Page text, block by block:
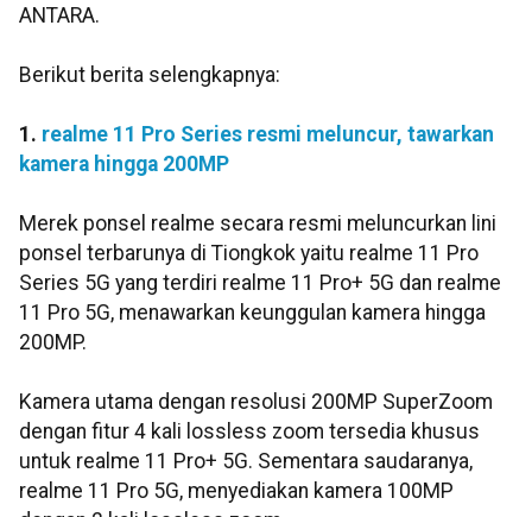
ANTARA.
Berikut berita selengkapnya:
1. realme 11 Pro Series resmi meluncur, tawarkan
kamera hingga 200MP
Merek ponsel realme secara resmi meluncurkan lini
ponsel terbarunya di Tiongkok yaitu realme 11 Pro
Series 5G yang terdiri realme 11 Pro+ 5G dan realme
11 Pro 5G, menawarkan keunggulan kamera hingga
200MP.
Kamera utama dengan resolusi 200MP SuperZoom
dengan fitur 4 kali lossless zoom tersedia khusus
untuk realme 11 Pro+ 5G. Sementara saudaranya,
realme 11 Pro 5G, menyediakan kamera 100MP